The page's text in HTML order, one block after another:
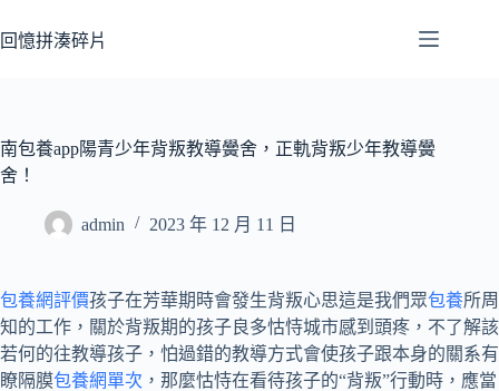
至
容
回憶拼湊碎片
南包養app陽青少年背叛教導黌舍，正軌背叛少年教導黌
舍！
admin 2023 年 12 月 11 日
包養網評價孩子在芳華期時會發生背叛心思這是我們眾包養所周
知的工作，關於背叛期的孩子良多怙恃城市感到頭疼，不了解該
若何的往教導孩子，怕過錯的教導方式會使孩子跟本身的關系有
瞭隔膜包養網單次 ，那麼怙恃在看待孩子的“背叛”行動時，應當